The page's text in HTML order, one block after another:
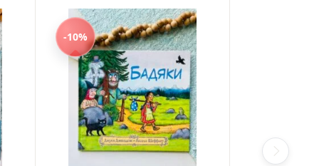
-10%